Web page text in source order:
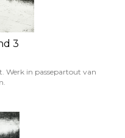
3
Werk in passepartout van